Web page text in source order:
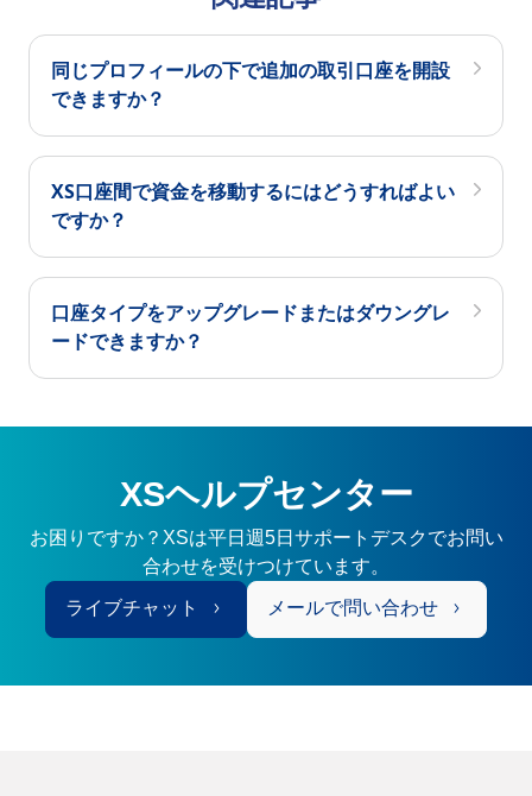
同じプロフィールの下で追加の取引口座を開設
できますか？
XS口座間で資金を移動するにはどうすればよい
ですか？
口座タイプをアップグレードまたはダウングレ
ードできますか？
XSヘルプセンター
お困りですか？XSは平日週5日サポートデスクでお問い
合わせを受けつけています。
ライブチャット メールで問い合わせ